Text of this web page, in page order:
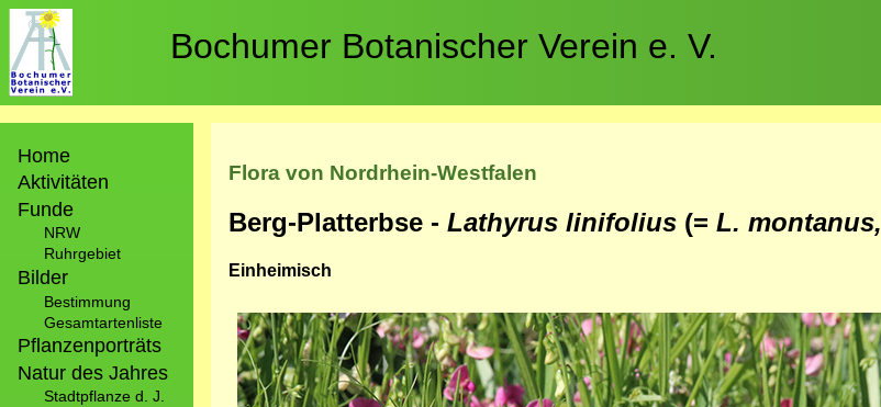
Direkt
zum
Inhalt
Bochumer Botanischer Verein e. V.
Home
Aktivitäten
Funde
NRW
Ruhrgebiet
Bilder
Bestimmung
Gesamtartenliste
Pflanzenporträts
Natur des Jahres
Stadtpflanze d. J.
Flora von Nordrhein-Westfalen
Berg-Platterbse - Lathyrus linifolius (= L. montanus,
Einheimisch
Bild